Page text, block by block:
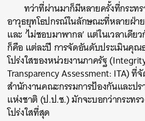
ทว่าที่ผ่านมาก็มีหลายครั้งที่กระท
อาวุธยุทโธปกรณ์ในลักษณะที่หลายฝ่าย
และ ‘ไม่ชอบมาพากล’ แต่ในเวลาเดีย
ก็คือ แต่ละปี การจัดอันดับประเมินคุณ
โปร่งใสของหน่วยงานภาครัฐ
Transparency Assessment: ITA) ที่
สำนักงานคณะกรรมการป้องกันและป
แห่งชาติ (ป.ป.ช.) มักจะบอกว่ากระทร
โปร่งใสที่สุด